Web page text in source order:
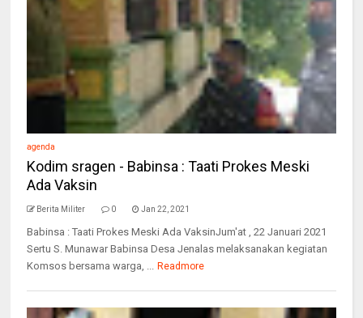
agenda
Kodim sragen - Babinsa : Taati Prokes Meski
Ada Vaksin
Berita Militer 0 Jan 22, 2021
Babinsa : Taati Prokes Meski Ada VaksinJum'at , 22 Januari 2021
Sertu S. Munawar Babinsa Desa Jenalas melaksanakan kegiatan
Komsos bersama warga, ... Readmore